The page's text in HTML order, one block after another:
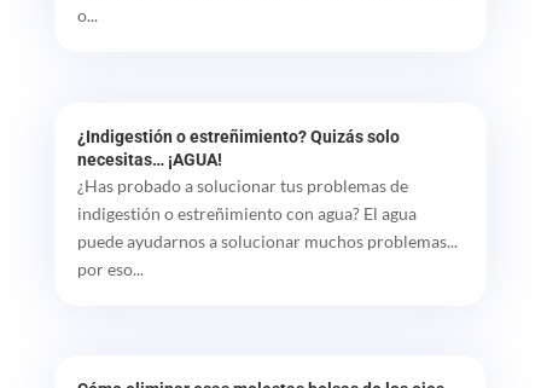
o...
¿Indigestión o estreñimiento? Quizás solo
necesitas… ¡AGUA!
¿Has probado a solucionar tus problemas de
indigestión o estreñimiento con agua? El agua
puede ayudarnos a solucionar muchos problemas...
por eso...